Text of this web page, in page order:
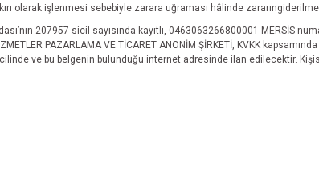
olarak işlenmesi sebebiyle zarara uğraması hâlinde
207957 sicil sayısında kayıtlı, 0463063266800001 MERSİS
PAZARLAMA VE TİCARET ANONİM ŞİRKETİ, KVKK
ve bu belgenin bulunduğu internet adresinde ilan edilecektir.